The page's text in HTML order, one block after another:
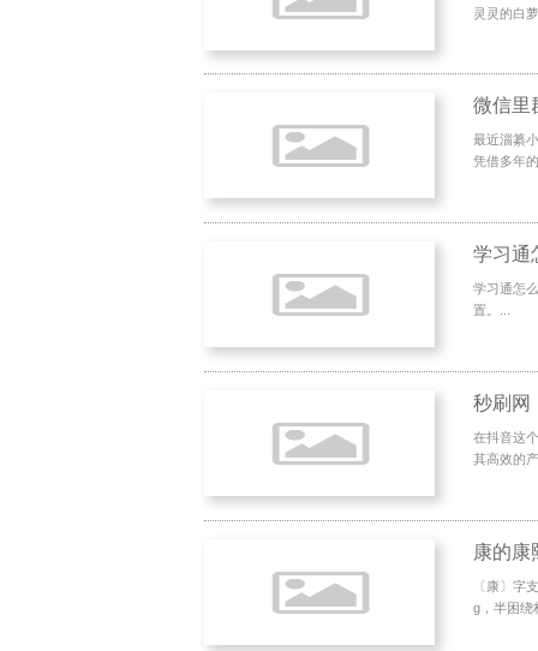
灵灵的白
微信里
最近淄纂
凭借多年
学习通
学习通怎
置。...
在抖音这
其高效的
康的康
〔康〕字
g，半困绕